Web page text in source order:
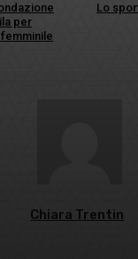
per
Lo
Chiara Trentin